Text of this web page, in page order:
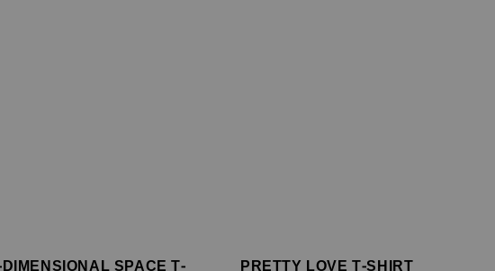
SPACE T-
PRETTY LOVE T-SHIRT